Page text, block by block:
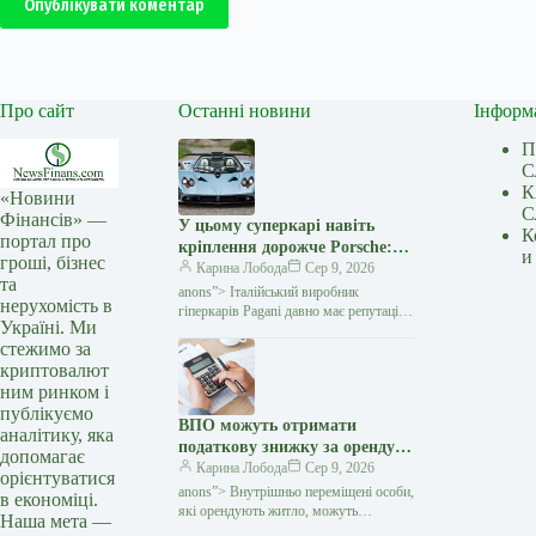
Опублікувати коментар
Про сайт
«Новини
Фінансів» —
портал про
гроші, бізнес
та
нерухомість в
Україні. Ми
стежимо за
криптовалют
ним ринком і
публікуємо
аналітику, яка
допомагає
орієнтуватися
в економіці.
Наша мета —
Останні новини
У цьому суперкарі навіть
кріплення дорожче Porsche:
навіщо Pagani витрачає $160
тисяч на болти — Мінфін
Карина Лобода
Сер 9, 2026
anons”> Італійський виробник
гіперкарів Pagani давно має репутацію
на витвори мистецтва. Проте навіть
шанувальників марки здивував
ВПО можуть отримати
податкову знижку за оренду
житла: які умови треба
виконати — Мінфін
Карина Лобода
Сер 9, 2026
anons”> Внутрішньо переміщені особи,
які орендують житло, можуть
и